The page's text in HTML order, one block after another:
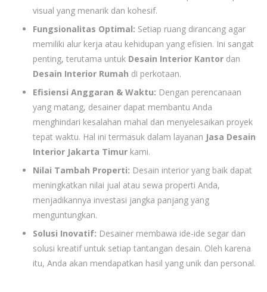
visual yang menarik dan kohesif.
Fungsionalitas Optimal: Setiap ruang dirancang agar
memiliki alur kerja atau kehidupan yang efisien. Ini sangat
penting, terutama untuk Desain Interior Kantor dan
Desain Interior Rumah di perkotaan.
Efisiensi Anggaran & Waktu: Dengan perencanaan
yang matang, desainer dapat membantu Anda
menghindari kesalahan mahal dan menyelesaikan proyek
tepat waktu. Hal ini termasuk dalam layanan Jasa Desain
Interior Jakarta Timur kami.
Nilai Tambah Properti: Desain interior yang baik dapat
meningkatkan nilai jual atau sewa properti Anda,
menjadikannya investasi jangka panjang yang
menguntungkan.
Solusi Inovatif: Desainer membawa ide-ide segar dan
solusi kreatif untuk setiap tantangan desain. Oleh karena
itu, Anda akan mendapatkan hasil yang unik dan personal.